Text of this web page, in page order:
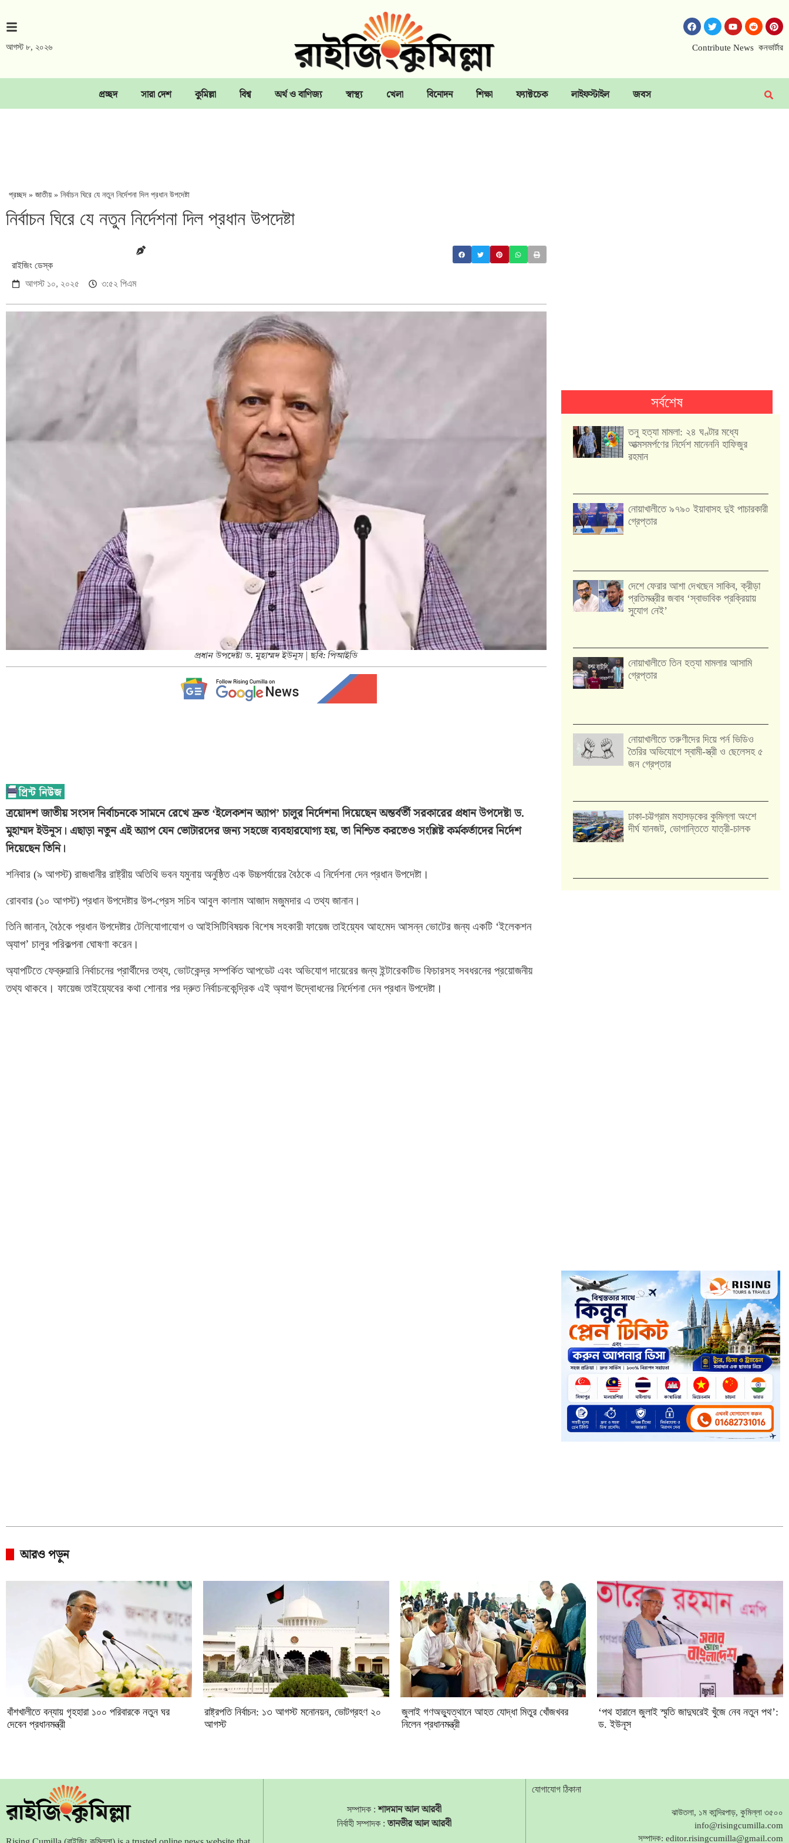
আগস্ট ৮, ২০২৬ Contribute News কনভার্টার
প্রচ্ছদ সারা দেশ কুমিল্লা বিশ্ব অর্থ ও বাণিজ্য স্বাস্থ্য খেলা বিনোদন শিক্ষা ফ্যাক্টচেক লাইফস্টাইল জবস
প্রচ্ছদ » জাতীয় » নির্বাচন ঘিরে যে নতুন নির্দেশনা দিল প্রধান উপদেষ্টা
নির্বাচন ঘিরে যে নতুন নির্দেশনা দিল প্রধান উপদেষ্টা
রাইজিং ডেস্ক
আগস্ট ১০, ২০২৫
৩:৫২ পিএম
প্রধান উপদেষ্টা ড. মুহাম্মদ ইউনূস | ছবি: পিআইডি
ত্রয়োদশ জাতীয় সংসদ নির্বাচনকে সামনে রেখে দ্রুত ‘ইলেকশন অ্যাপ’ চালুর নির্দেশনা দিয়েছেন অন্তর্বর্তী সরকারের প্রধান উপদেষ্টা ড.
মুহাম্মদ ইউনূস। এছাড়া নতুন এই অ্যাপ যেন ভোটারদের জন্য সহজে ব্যবহারযোগ্য হয়, তা নিশ্চিত করতেও সংশ্লিষ্ট কর্মকর্তাদের নির্দেশ
দিয়েছেন তিনি।
শনিবার (৯ আগস্ট) রাজধানীর রাষ্ট্রীয় অতিথি ভবন যমুনায় অনুষ্ঠিত এক উচ্চপর্যায়ের বৈঠকে এ নির্দেশনা দেন প্রধান উপদেষ্টা।
রোববার (১০ আগস্ট) প্রধান উপদেষ্টার উপ-প্রেস সচিব আবুল কালাম আজাদ মজুমদার এ তথ্য জানান।
তিনি জানান, বৈঠকে প্রধান উপদেষ্টার টেলিযোগাযোগ ও আইসিটিবিষয়ক বিশেষ সহকারী ফায়েজ তাইয়্যেব আহমেদ আসন্ন ভোটের জন্য একটি ‘ইলেকশন
অ্যাপ’ চালুর পরিকল্পনা ঘোষণা করেন।
অ্যাপটিতে ফেব্রুয়ারি নির্বাচনের প্রার্থীদের তথ্য, ভোটকেন্দ্র সম্পর্কিত আপডেট এবং অভিযোগ দায়েরের জন্য ইন্টারেকটিভ ফিচারসহ সবধরনের প্রয়োজনীয়
তথ্য থাকবে। ফায়েজ তাইয়্যেবের কথা শোনার পর দ্রুত নির্বাচনকেন্দ্রিক এই অ্যাপ উদ্বোধনের নির্দেশনা দেন প্রধান উপদেষ্টা।
সর্বশেষ
তনু হত্যা মামলা: ২৪ ঘণ্টার মধ্যে
আত্মসমর্পণের নির্দেশ মানেননি হাফিজুর
রহমান
নোয়াখালীতে ৯৭৯০ ইয়াবাসহ দুই পাচারকারী
গ্রেপ্তার
দেশে ফেরার আশা দেখছেন সাকিব, ক্রীড়া
প্রতিমন্ত্রীর জবাব ‘স্বাভাবিক প্রক্রিয়ায়
সুযোগ নেই’
নোয়াখালীতে তিন হত্যা মামলার আসামি
গ্রেপ্তার
নোয়াখালীতে তরুণীদের দিয়ে পর্ন ভিডিও
তৈরির অভিযোগে স্বামী-স্ত্রী ও ছেলেসহ ৫
জন গ্রেপ্তার
ঢাকা-চট্টগ্রাম মহাসড়কের কুমিল্লা অংশে
দীর্ঘ যানজট, ভোগান্তিতে যাত্রী-চালক
আরও পড়ুন
বাঁশখালীতে বন্যায় গৃহহারা ১০০ পরিবারকে নতুন ঘর
দেবেন প্রধানমন্ত্রী
রাষ্ট্রপতি নির্বাচন: ১৩ আগস্ট মনোনয়ন, ভোটগ্রহণ ২০
আগস্ট
জুলাই গণঅভ্যুত্থানে আহত যোদ্ধা মিতুর খোঁজখবর
নিলেন প্রধানমন্ত্রী
‘পথ হারালে জুলাই স্মৃতি জাদুঘরেই খুঁজে নেব নতুন পথ’:
ড. ইউনূস
সম্পাদক :শাদমান আল আরবী
নির্বাহী সম্পাদক :তানভীর আল আরবী
যোগাযোগ ঠিকানা
ঝাউতলা, ১ম কান্দিরপাড়, কুমিল্লা ৩৫০০
info@risingcumilla.com
সম্পাদক: editor.risingcumilla@gmail.com